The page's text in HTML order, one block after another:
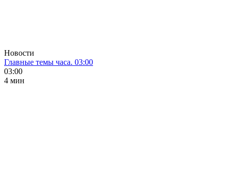
Новости
Главные темы часа. 03:00
03:00
4 мин